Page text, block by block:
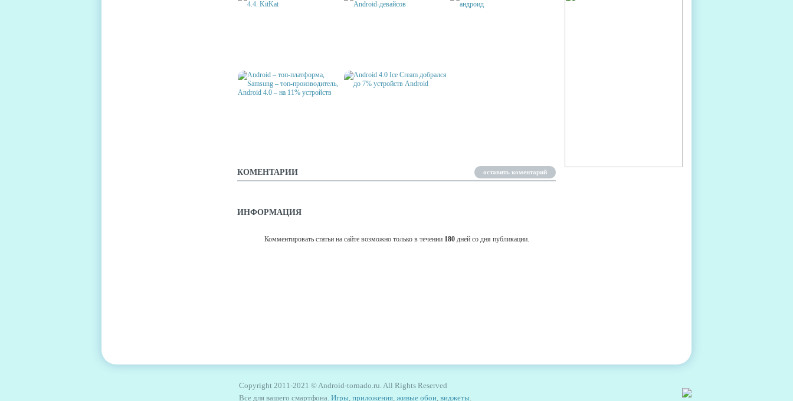
КОМЕНТАРИИ оставить коментарий
ИНФОРМАЦИЯ
Комментировать статьи на сайте возможно только в течении 180дней со дня публикации.
Copyright 2011-2021 © Android-tornado.ru. All Rights Reserved
Все для вашего смартфона. Игры, приложения, живые обои, виджеты.